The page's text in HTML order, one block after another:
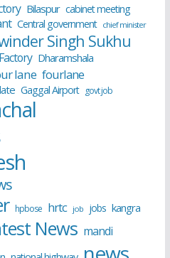
Bilaspur cabinet meeting
Central government chief minister
Singh Sukhu
Dharamshala
lane fourlane
Gaggal Airport govt job
hpbose hrtc job jobs kangra
News mandi